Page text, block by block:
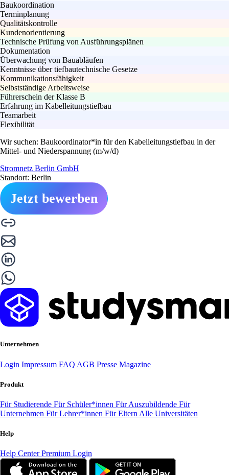
Baukoordination
Terminplanung
Qualitätskontrolle
Kundenorientierung
Technische Prüfung von Ausführungsplänen
Dokumentation
Überwachung von Bauabläufen
Kenntnisse über tiefbautechnische Gesetze
Kommunikationsfähigkeit
Selbstständige Arbeitsweise
Führerschein der Klasse B
Erfahrung im Kabelleitungstiefbau
Teamarbeit
Flexibilität
Wir suchen: Baukoordinator*in für den Kabelleitungstiefbau in der
Mittel- und Niederspannung (m/w/d)
Stromnetz Berlin GmbH
Standort: Berlin
Jetzt bewerben
Unternehmen
Login Impressum FAQ AGB Presse Magazine
Produkt
Für Studierende Für Schüler*innen Für Auszubildende Für
Unternehmen Für Lehrer*innen Für Eltern Alle Universitäten
Help
Help CenterPremium Login